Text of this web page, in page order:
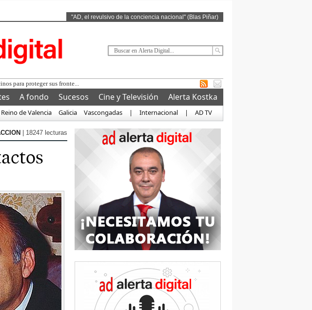
"AD, el revulsivo de la conciencia nacional" (Blas Piñar)
A fondo Sucesos Cine y Televisión
Alerta Kostka
Reino de Valencia Galicia Vascongadas | Internacional | AD TV
| 18247 lecturas